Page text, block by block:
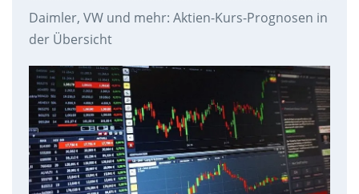
Daimler, VW und mehr: Aktien-Kurs-Prognosen in
der Übersicht